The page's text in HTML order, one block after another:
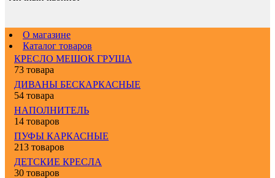
О магазине
Каталог товаров
КРЕСЛО МЕШОК ГРУША
73 товара
ДИВАНЫ БЕСКАРКАСНЫЕ
54 товара
НАПОЛНИТЕЛЬ
14 товаров
ПУФЫ КАРКАСНЫЕ
213 товаров
ДЕТСКИЕ КРЕСЛА
30 товаров